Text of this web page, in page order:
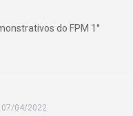
do FPM 1°
07/04/2022